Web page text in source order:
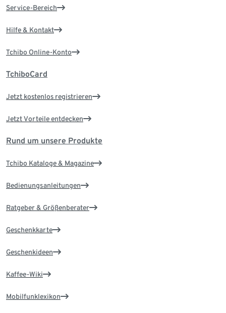
Service-Bereich
Hilfe & Kontakt
Tchibo Online-Konto
TchiboCard
Jetzt kostenlos registrieren
Jetzt Vorteile entdecken
Rund um unsere Produkte
Tchibo Kataloge & Magazine
Bedienungsanleitungen
Ratgeber & Größenberater
Geschenkkarte
Geschenkideen
Kaffee-Wiki
Mobilfunklexikon